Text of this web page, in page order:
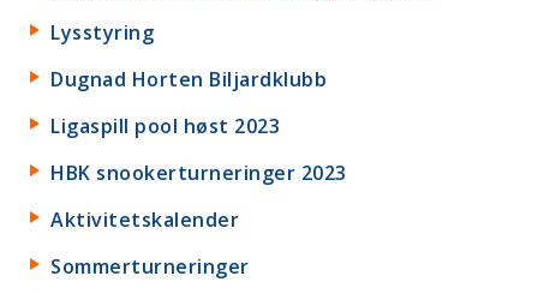
Lysstyring
Dugnad Horten Biljardklubb
Ligaspill pool høst 2023
HBK snookerturneringer 2023
Aktivitetskalender
Sommerturneringer